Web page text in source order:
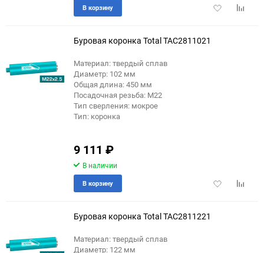
Добавить
В корзину
Буровая коронка Total TAC2811021
Материал: твердый сплав
Диаметр: 102 мм
Общая длина: 450 мм
Посадочная резьба: М22
Тип сверления: мокрое
Тип: коронка
9 111 ₽
В наличии
Добавить
В корзину
Буровая коронка Total TAC2811221
Материал: твердый сплав
Диаметр: 122 мм